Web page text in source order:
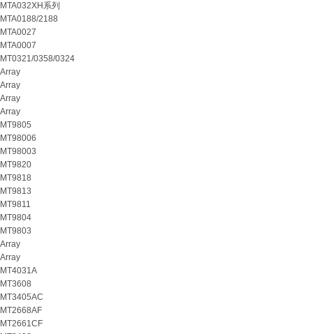
MTA032XH系列
MTA0188/2188
MTA0027
MTA0007
MT0321/0358/0324
Array
Array
Array
Array
MT9805
MT98006
MT98003
MT9820
MT9818
MT9813
MT9811
MT9804
MT9803
Array
Array
MT4031A
MT3608
MT3405AC
MT2668AF
MT2661CF